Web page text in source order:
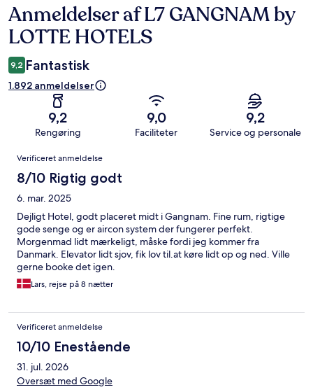
Anmeldelser
Anmeldelser af L7 GANGNAM by
LOTTE HOTELS
9,2 Fantastisk
1.892 anmeldelser
9,2
Rengøring
9,0
Faciliteter
9,2
Service og personale
Anmeldelser
Verificeret anmeldelse
8/10 Rigtig godt
6. mar. 2025
Dejligt Hotel, godt placeret midt i Gangnam. Fine rum, rigtige
gode senge og er aircon system der fungerer perfekt.
Morgenmad lidt mærkeligt, måske fordi jeg kommer fra
Danmark. Elevator lidt sjov, fik lov til.at køre lidt op og ned. Ville
gerne booke det igen.
Lars, rejse på 8 nætter
Verificeret anmeldelse
10/10 Enestående
31. jul. 2026
Oversæt med Google